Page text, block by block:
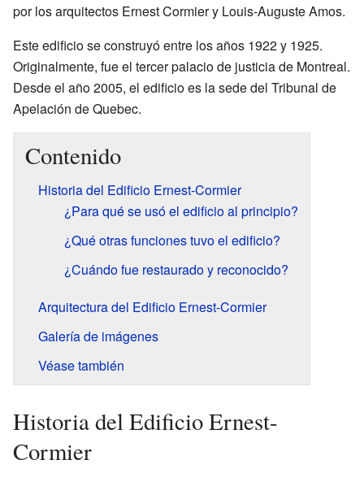
por los arquitectos Ernest Cormier y Louis-Auguste Amos.
Este edificio se construyó entre los años 1922 y 1925.
Originalmente, fue el tercer palacio de justicia de Montreal.
Desde el año 2005, el edificio es la sede del Tribunal de
Apelación de Quebec.
Contenido
Historia del Edificio Ernest-Cormier
¿Para qué se usó el edificio al principio?
¿Qué otras funciones tuvo el edificio?
¿Cuándo fue restaurado y reconocido?
Arquitectura del Edificio Ernest-Cormier
Galería de imágenes
Véase también
Historia del Edificio Ernest-
Cormier